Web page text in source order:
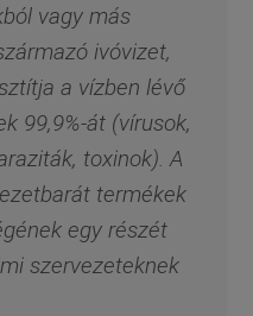
vagy más
ivóvizet,
a vízben lévő
99,9%-át (vírusok,
toxinok). A
termékek
egy részét
szervezeteknek